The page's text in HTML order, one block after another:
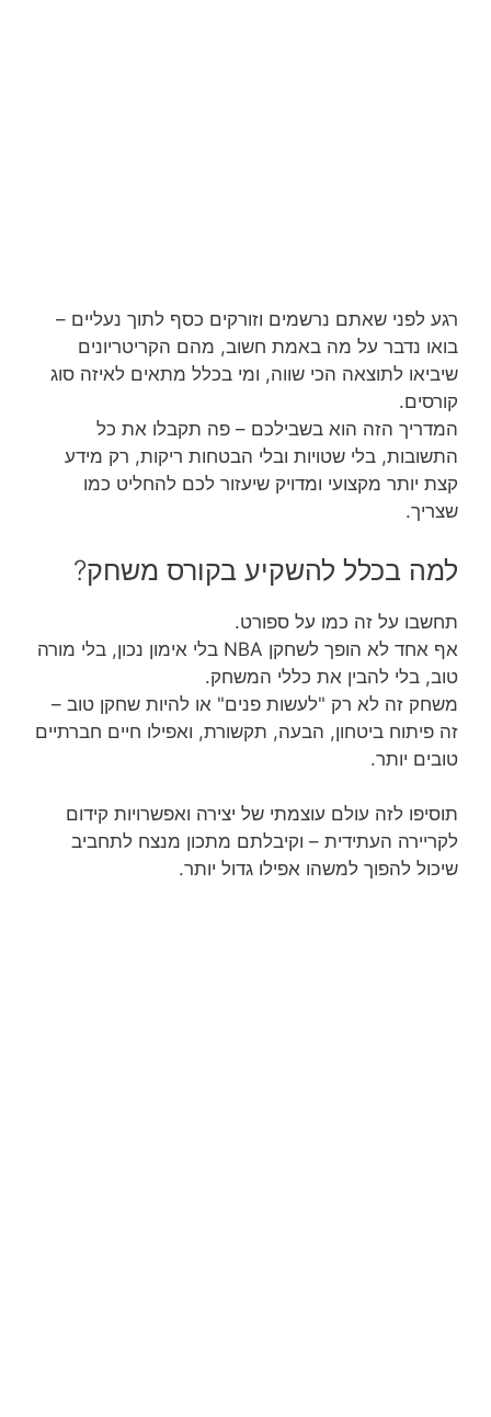
רגע לפני שאתם נרשמים וזורקים כסף לתוך נעליים –
בואו נדבר על מה באמת חשוב, מהם הקריטריונים
שיביאו לתוצאה הכי שווה, ומי בכלל מתאים לאיזה סוג
קורסים.
המדריך הזה הוא בשבילכם – פה תקבלו את כל
התשובות, בלי שטויות ובלי הבטחות ריקות, רק מידע
קצת יותר מקצועי ומדויק שיעזור לכם להחליט כמו
שצריך.
למה בכלל להשקיע בקורס משחק?
תחשבו על זה כמו על ספורט.
אף אחד לא הופך לשחקן NBA בלי אימון נכון, בלי מורה
טוב, בלי להבין את כללי המשחק.
משחק זה לא רק "לעשות פנים" או להיות שחקן טוב –
זה פיתוח ביטחון, הבעה, תקשורת, ואפילו חיים חברתיים
טובים יותר.
תוסיפו לזה עולם עוצמתי של יצירה ואפשרויות קידום
לקריירה העתידית – וקיבלתם מתכון מנצח לתחביב
שיכול להפוך למשהו אפילו גדול יותר.